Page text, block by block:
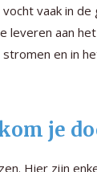
vaak in
leveren aan
en in
je
Hier zijn